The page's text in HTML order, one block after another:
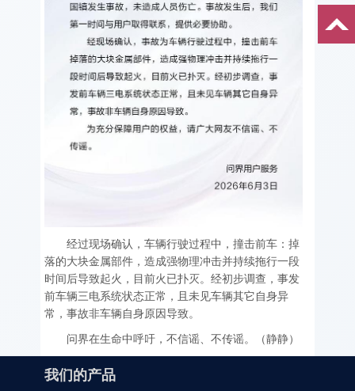
经过现场确认，车辆行驶过程中，撞击前车：掉
落的大块金属部件，造成强物理冲击并持续拖行一段
时间后导致起火，目前火已扑灭。经初步调查，事发
前车辆三电系统状态正常，且未见车辆其它自身异
常，事故非车辆自身原因导致。
问界在生命中呼吁，不信谣、不传谣。（静静）
我们的产品